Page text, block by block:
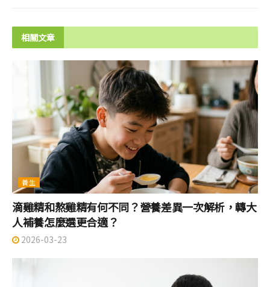
相關文章
養生
滴雞精和熬雞精有何不同？營養差異一次解析，轉大
人補養怎麼選更合適？
2026-03-23